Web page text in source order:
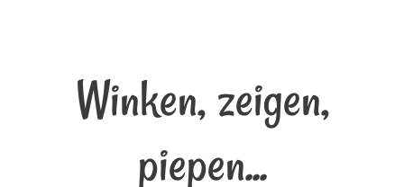
Winken, zeigen,
piepen...